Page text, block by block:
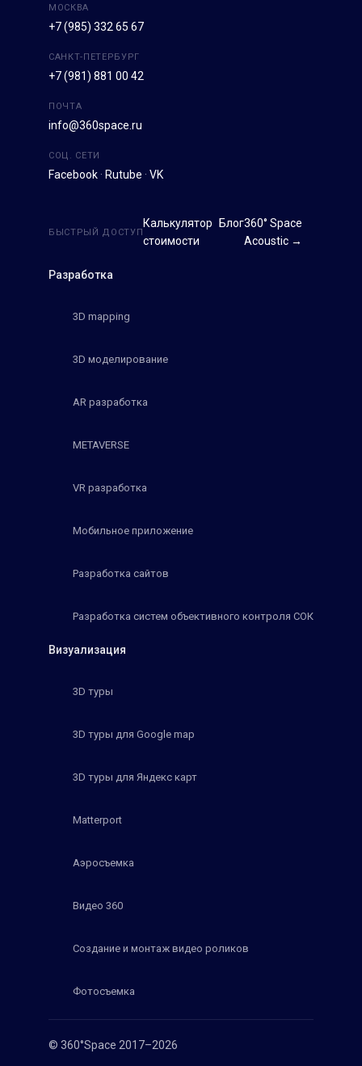
© 360°Space 2017–2026
МОСКВА
+7 (985) 332 65 67
САНКТ-ПЕТЕРБУРГ
+7 (981) 881 00 42
ПОЧТА
info@360space.ru
СОЦ. СЕТИ
Facebook · Rutube · VK
Разработка
3D mapping
3D моделирование
AR разработка
METAVERSE
VR разработка
Мобильное приложение
Разработка сайтов
Разработка систем объективного контроля СОК
Визуализация
3D туры
3D туры для Google map
3D туры для Яндекс карт
Matterport
Аэросъемка
Видео 360
Создание и монтаж видео роликов
Фотосъемка
БЫСТРЫЙ ДОСТУП
Калькулятор
стоимости
Блог360° Space
Acoustic →